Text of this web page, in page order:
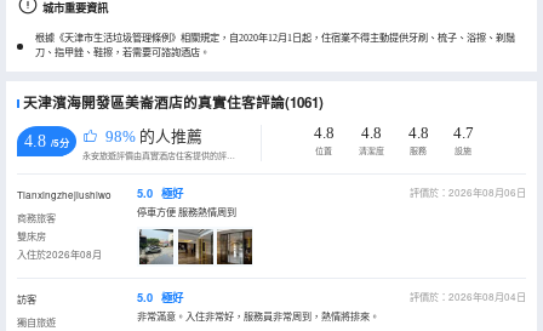
城市重要資訊
根據《天津市生活垃圾管理條例》相關規定，自2020年12月1日起，住宿業不得主動提供牙刷、梳子、浴擦、剃鬚
刀、指甲銼、鞋擦，若需要可諮詢酒店。
天津濱海開發區美崙酒店的真實住客評論(1061)
4.8 /5分 98% 的人推薦
永安旅遊評價由真實酒店住客提供的評價。
4.8
位置
4.8
清潔度
4.8
服務
4.7
設施
Tianxingzhejiushiwo
商務旅客
雙床房
入住於2026年08月
5.0 極好
評價於：2026年08月06日
停車方便 服務熱情周到
訪客
獨自旅遊
5.0 極好
評價於：2026年08月04日
非常滿意。入住非常好，服務員非常周到，熱情將排來。